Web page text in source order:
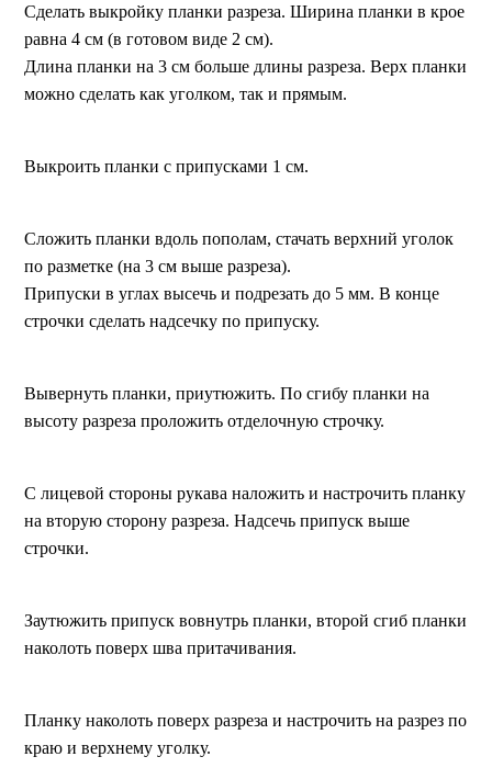
Сделать выкройку планки разреза. Ширина планки в крое
равна 4 см (в готовом виде 2 см).
Длина планки на 3 см больше длины разреза. Верх планки
можно сделать как уголком, так и прямым.
Выкроить планки с припусками 1 см.
Сложить планки вдоль пополам, стачать верхний уголок
по разметке (на 3 см выше разреза).
Припуски в углах высечь и подрезать до 5 мм. В конце
строчки сделать надсечку по припуску.
Вывернуть планки, приутюжить. По сгибу планки на
высоту разреза проложить отделочную строчку.
С лицевой стороны рукава наложить и настрочить планку
на вторую сторону разреза. Надсечь припуск выше
строчки.
Заутюжить припуск вовнутрь планки, второй сгиб планки
наколоть поверх шва притачивания.
Планку наколоть поверх разреза и настрочить на разрез по
краю и верхнему уголку.